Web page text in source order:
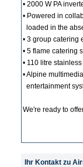
• 2000 W PA
• Powered in
loaded in the
• 3 group catering
• 5 flame catering
• 110 litre
• Alpine
entertainment
We′re ready to
Ihr Kontakt zu